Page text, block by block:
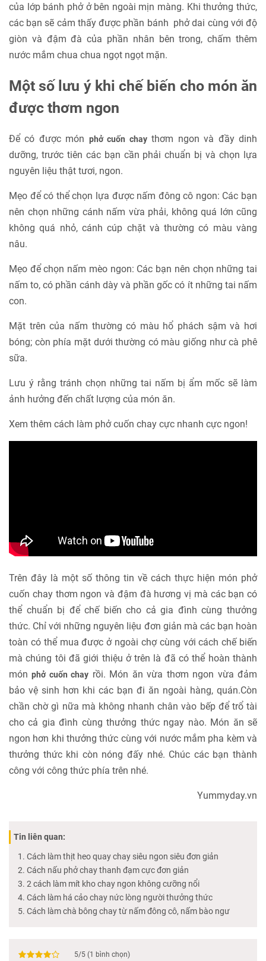
của lớp bánh phở ở bên ngoài mịn màng. Khi thưởng thức,
các bạn sẽ cảm thấy được phần bánh phở dai cùng với độ
giòn và đậm đà của phần nhân bên trong, chấm thêm
nước mắm chua chua ngọt ngọt mặn.
Một số lưu ý khi chế biến cho món ăn
được thơm ngon
Để có được món phở cuốn chaythơm ngon và đầy dinh
dưỡng, trước tiên các bạn cần phải chuẩn bị và chọn lựa
nguyên liệu thật tươi, ngon.
Mẹo để có thể chọn lựa được nấm đông cô ngon: Các bạn
nên chọn những cánh nấm vừa phải, không quá lớn cũng
không quá nhỏ, cánh cúp chặt và thường có màu vàng
nâu.
Mẹo để chọn nấm mèo ngon: Các bạn nên chọn những tai
nấm to, có phần cánh dày và phần gốc có ít những tai nấm
con.
Mặt trên của nấm thường có màu hổ phách sậm và hơi
bóng; còn phía mặt dưới thường có màu giống như cà phê
sữa.
Lưu ý rằng tránh chọn những tai nấm bị ẩm mốc sẽ làm
ảnh hưởng đến chất lượng của món ăn.
Xem thêm cách làm phở cuốn chay cực nhanh cực ngon!
Trên đây là một số thông tin về cách thực hiện món phở
cuốn chay thơm ngon và đậm đà hương vị mà các bạn có
thể chuẩn bị để chế biến cho cả gia đình cùng thưởng
thức. Chỉ với những nguyên liệu đơn giản mà các bạn hoàn
toàn có thể mua được ở ngoài chợ cùng với cách chế biến
mà chúng tôi đã giới thiệu ở trên là đã có thể hoàn thành
mónphở cuốn chay rồi. Món ăn vừa thơm ngon vừa đảm
bảo vệ sinh hơn khi các bạn đi ăn ngoài hàng, quán.Còn
chần chờ gì nữa mà không nhanh chân vào bếp để trổ tài
cho cả gia đình cùng thưởng thức ngay nào. Món ăn sẽ
ngon hơn khi thưởng thức cùng với nước mắm pha kèm và
thưởng thức khi còn nóng đấy nhé. Chúc các bạn thành
công với công thức phía trên nhé.
Yummyday.vn
Tin liên quan:
Cách làm thịt heo quay chay siêu ngon siêu đơn giản
Cách nấu phở chay thanh đạm cực đơn giản
2 cách làm mít kho chay ngon không cưỡng nổi
Cách làm há cảo chay nức lòng người thưởng thức
Cách làm chà bông chay từ nấm đông cô, nấm bào ngư
5/5 (1 bình chọn)